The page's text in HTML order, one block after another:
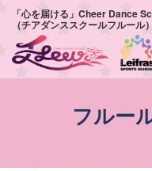
「心を届ける」Cheer Dance
（チアダンススクールフルール）
フルー